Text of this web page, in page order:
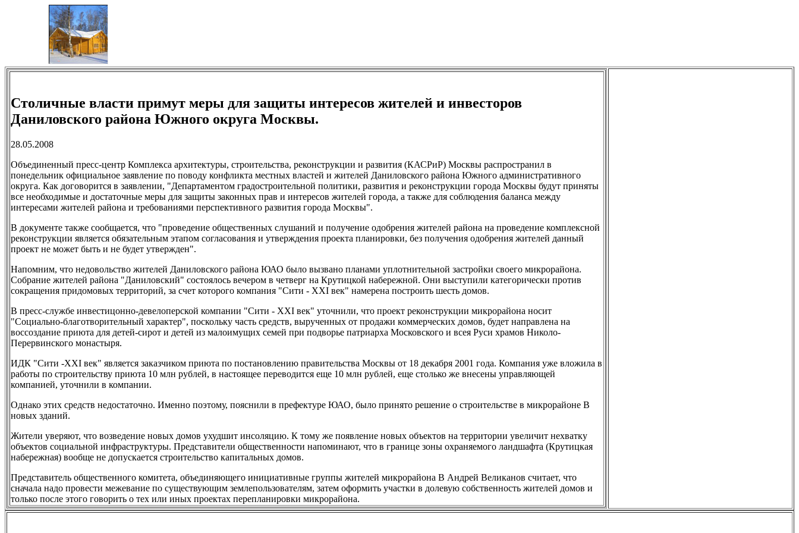
Столичные власти примут меры для защиты интересов жителей и инвесторов
Даниловского района Южного округа Москвы.
28.05.2008
Объединенный пресс-центр Комплекса архитектуры, строительства, реконструкции и развития (КАСРиР) Москвы распространил в
понедельник официальное заявление по поводу конфликта местных властей и жителей Даниловского района Южного административного
округа. Как договорится в заявлении, "Департаментом градостроительной политики, развития и реконструкции города Москвы будут приняты
все необходимые и достаточные меры для защиты законных прав и интересов жителей города, а также для соблюдения баланса между
интересами жителей района и требованиями перспективного развития города Москвы".
В документе также сообщается, что "проведение общественных слушаний и получение одобрения жителей района на проведение комплексной
реконструкции является обязательным этапом согласования и утверждения проекта планировки, без получения одобрения жителей данный
проект не может быть и не будет утвержден".
Напомним, что недовольство жителей Даниловского района ЮАО было вызвано планами уплотнительной застройки своего микрорайона.
Собрание жителей района "Даниловский" состоялось вечером в четверг на Крутицкой набережной. Они выступили категорически против
сокращения придомовых территорий, за счет которого компания "Сити - XXI век" намерена построить шесть домов.
В пресс-службе инвестицонно-девелоперской компании "Сити - XXI век" уточнили, что проект реконструкции микрорайона носит
"Социально-благотворительный характер", поскольку часть средств, вырученных от продажи коммерческих домов, будет направлена на
воссоздание приюта для детей-сирот и детей из малоимущих семей при подворье патриарха Московского и всея Руси храмов Николо-
Перервинского монастыря.
ИДК "Сити -XXI век" является заказчиком приюта по постановлению правительства Москвы от 18 декабря 2001 года. Компания уже вложила в
работы по строительству приюта 10 млн рублей, в настоящее переводится еще 10 млн рублей, еще столько же внесены управляющей
компанией, уточнили в компании.
Однако этих средств недостаточно. Именно поэтому, пояснили в префектуре ЮАО, было принято решение о строительстве в микрорайоне B
новых зданий.
Жители уверяют, что возведение новых домов ухудшит инсоляцию. К тому же появление новых объектов на территории увеличит нехватку
объектов социальной инфраструктуры. Представители общественности напоминают, что в границе зоны охраняемого ландшафта (Крутицкая
набережная) вообще не допускается строительство капитальных домов.
Представитель общественного комитета, объединяющего инициативные группы жителей микрорайона B Андрей Великанов считает, что
сначала надо провести межевание по существующим землепользователям, затем оформить участки в долевую собственность жителей домов и
только после этого говорить о тех или иных проектах перепланировки микрорайона.